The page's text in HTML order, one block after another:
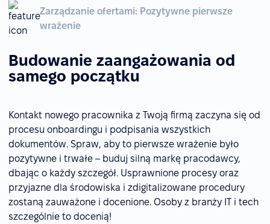
Zarządzanie ofertami: Pozytywne pierwsze
wrażenie
Budowanie zaangażowania od
samego początku
Kontakt nowego pracownika z Twoją firmą zaczyna się od
procesu onboardingu i podpisania wszystkich
dokumentów. Spraw, aby to pierwsze wrażenie było
pozytywne i trwałe – buduj silną markę pracodawcy,
dbając o każdy szczegół. Usprawnione procesy oraz
przyjazne dla środowiska i zdigitalizowane procedury
zostaną zauważone i docenione. Osoby z branży IT i tech
szczególnie to docenią!